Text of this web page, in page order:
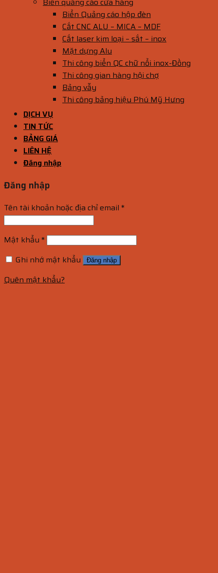
Biển Quảng cáo hộp đèn
Cắt CNC ALU – MICA – MDF
Cắt laser kim loại – sắt – inox
Mặt dựng Alu
Thi công biển QC chữ nổi inox-Đồng
Thi công gian hàng hội chợ
Bảng vẫy
Thi công bảng hiệu Phú Mỹ Hưng
DỊCH VỤ
TIN TỨC
BẢNG GIÁ
LIÊN HỆ
Đăng nhập
Đăng nhập
Tên tài khoản hoặc địa chỉ email *
Mật khẩu *
Ghi nhớ mật khẩu
Đăng nhập
Quên mật khẩu?